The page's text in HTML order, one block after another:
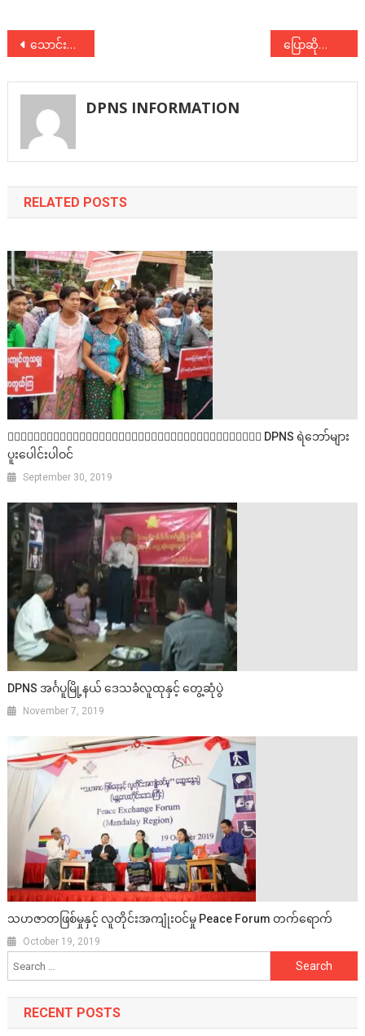
Post
navigation
သောင်းကျန်းသူက ဘယ်အဖွဲ့အစည်းလဲဟု ရခိုင်ပြည်သူများ ပြန်လည် မေးခွန်းထုတ် ပြောဆိုဆွေးနွေးခြင်းနှင့် ပဋိပက္ခဖြေရှင်းခြင်းဆိုင်ရာ အလုပ်ရုံဆွေးနွေးပွဲ တက်ရောက်
DPNS INFORMATION
RELATED POSTS
၀ါးစိမ်းတောင်ဒေသစီမံကိန်းကန့်ကွက်ဆန္ဒပြ DPNS ရဲဘော်များ
ပူးပေါင်းပါဝင်
September 30, 2019
DPNS အင်္ဂပူမြို့နယ် ဒေသခံလူထုနှင့် တွေ့ဆုံပွဲ
November 7, 2019
သဟဇာတဖြစ်မှုနှင့် လူတိုင်းအကျုံးဝင်မှု Peace Forum တက်ရောက်
October 19, 2019
Search
for:
RECENT POSTS